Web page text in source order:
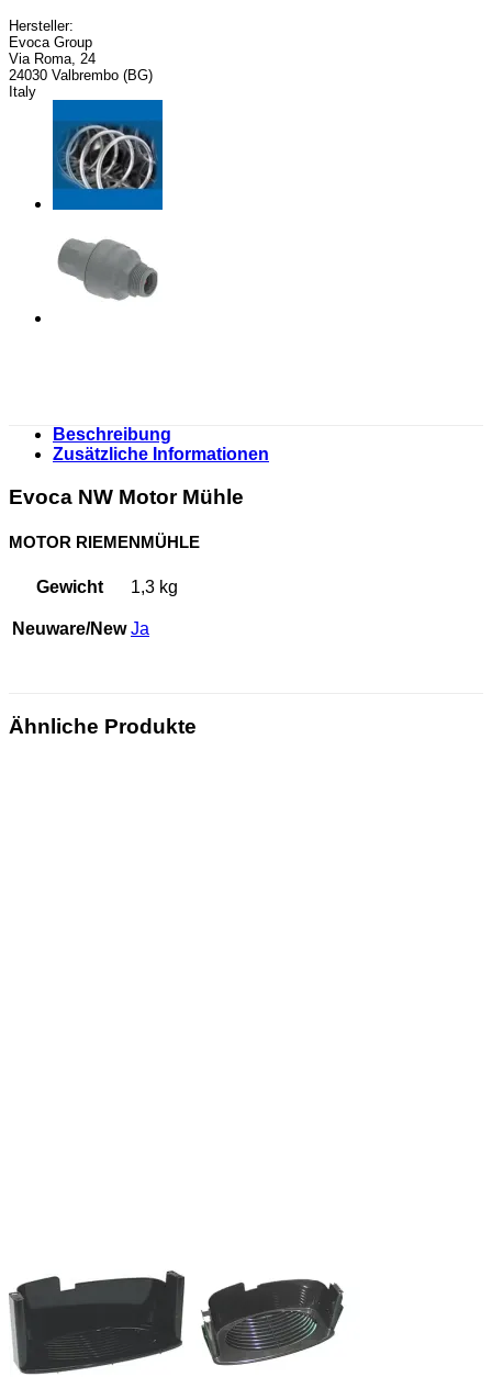
Hersteller:
Evoca Group
Via Roma, 24
24030 Valbrembo (BG)
Italy
Beschreibung
Zusätzliche Informationen
Evoca NW Motor Mühle
MOTOR RIEMENMÜHLE
Gewicht 1,3 kg
Neuware/New Ja
Ähnliche Produkte